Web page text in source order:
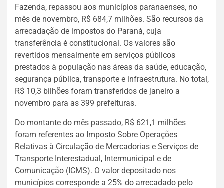
Fazenda, repassou aos municípios paranaenses, no
mês de novembro, R$ 684,7 milhões. São recursos da
arrecadação de impostos do Paraná, cuja
transferência é constitucional. Os valores são
revertidos mensalmente em serviços públicos
prestados à população nas áreas da saúde, educação,
segurança pública, transporte e infraestrutura. No total,
R$ 10,3 bilhões foram transferidos de janeiro a
novembro para as 399 prefeituras.
Do montante do mês passado, R$ 621,1 milhões
foram referentes ao Imposto Sobre Operações
Relativas à Circulação de Mercadorias e Serviços de
Transporte Interestadual, Intermunicipal e de
Comunicação (ICMS). O valor depositado nos
municípios corresponde a 25% do arrecadado pelo